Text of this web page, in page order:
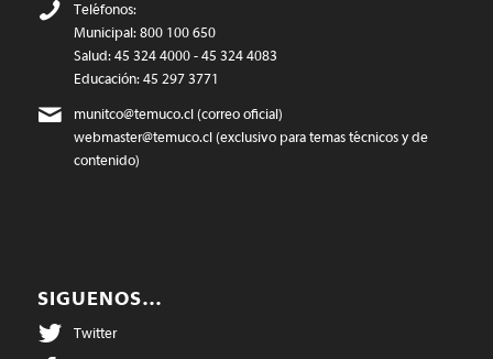
Teléfonos:
Municipal: 800 100 650
Salud: 45 324 4000 - 45 324 4083
Educación: 45 297 3771
munitco@temuco.cl(correo oficial)
webmaster@temuco.cl(exclusivo para temas técnicos y de
contenido)
SIGUENOS…
Twitter